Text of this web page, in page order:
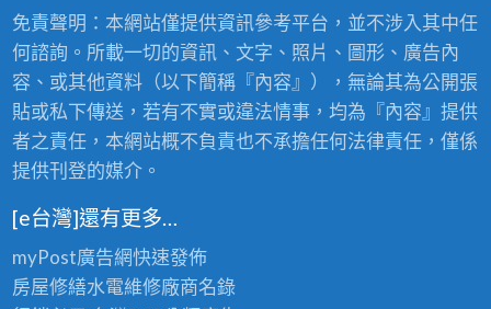
商
，
頂
級
老
茶
批
發
山
茶
王
級
的
極
品
免責聲明：本網站僅提供資訊參考平台，並不涉入其中任
何諮詢。所載一切的資訊、文字、照片、圖形、廣告內
容、或其他資料（以下簡稱『內容』），無論其為公開張
貼或私下傳送，若有不實或違法情事，均為『內容』提供
者之責任，本網站概不負責也不承擔任何法律責任，僅係
提供刊登的媒介。
[e台灣]還有更多…
myPost廣告網快速發佈
房屋修繕水電維修廠商名錄